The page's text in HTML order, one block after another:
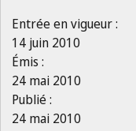
Entrée en vigueur :
14 juin 2010
Émis :
24 mai 2010
Publié :
24 mai 2010